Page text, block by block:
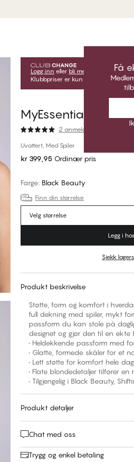
Få
Logg inn eller bli medlem
lås opp
Klubbpriser er kun gyldige når du er
MyEssentials Full
2 anmeldelser
Uvattert, Med Spiler
kr 399,95 Ordinær pris
Farge: Black Beauty
Finn din størrelse
Velg størrelse
Legg i
Sjekk
Produkt beskrivelse
Støtte, form og komfort i
full dekning med spiler, mykt
passform du kan stole på
designet og gjør den til en ekte
• Heldekkende passform med
• Glatte, formede skåler for et
• Lett støtte for komfort hele
• Flate blondedetaljer tilfører en
• Tilgjengelig i Black Beauty,
Produkt detaljer
Chat med oss
Trygg og enkel betaling